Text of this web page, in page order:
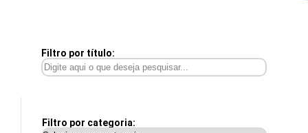
Filtro por título:
Filtro por categoria: